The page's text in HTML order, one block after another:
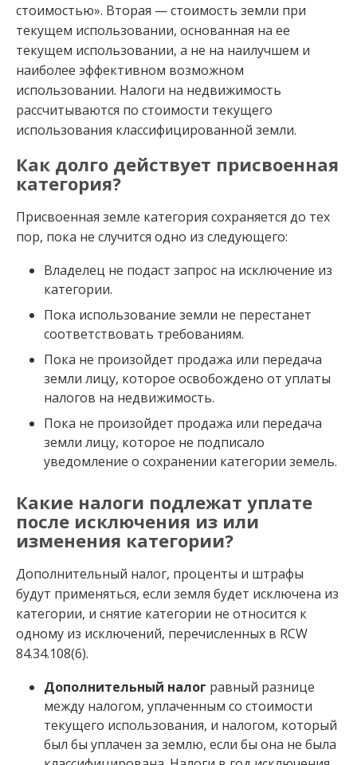
стоимостью». Вторая — стоимость земли при
текущем использовании, основанная на ее
текущем использовании, а не на наилучшем и
наиболее эффективном возможном
использовании. Налоги на недвижимость
рассчитываются по стоимости текущего
использования классифицированной земли.
Как долго действует присвоенная
категория?
Присвоенная земле категория сохраняется до тех
пор, пока не случится одно из следующего:
Владелец не подаст запрос на исключение из
категории.
Пока использование земли не перестанет
соответствовать требованиям.
Пока не произойдет продажа или передача
земли лицу, которое освобождено от уплаты
налогов на недвижимость.
Пока не произойдет продажа или передача
земли лицу, которое не подписало
уведомление о сохранении категории земель.
Какие налоги подлежат уплате
после исключения из или
изменения категории?
Дополнительный налог, проценты и штрафы
будут применяться, если земля будет исключена из
категории, и снятие категории не относится к
одному из исключений, перечисленных в RCW
84.34.108(6).
Дополнительный налог равный разнице
между налогом, уплаченным со стоимости
текущего использования, и налогом, который
был бы уплачен за землю, если бы она не была